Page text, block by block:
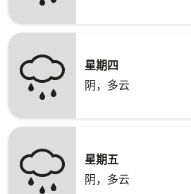
星期四
阴，多云
星期五
阴，多云